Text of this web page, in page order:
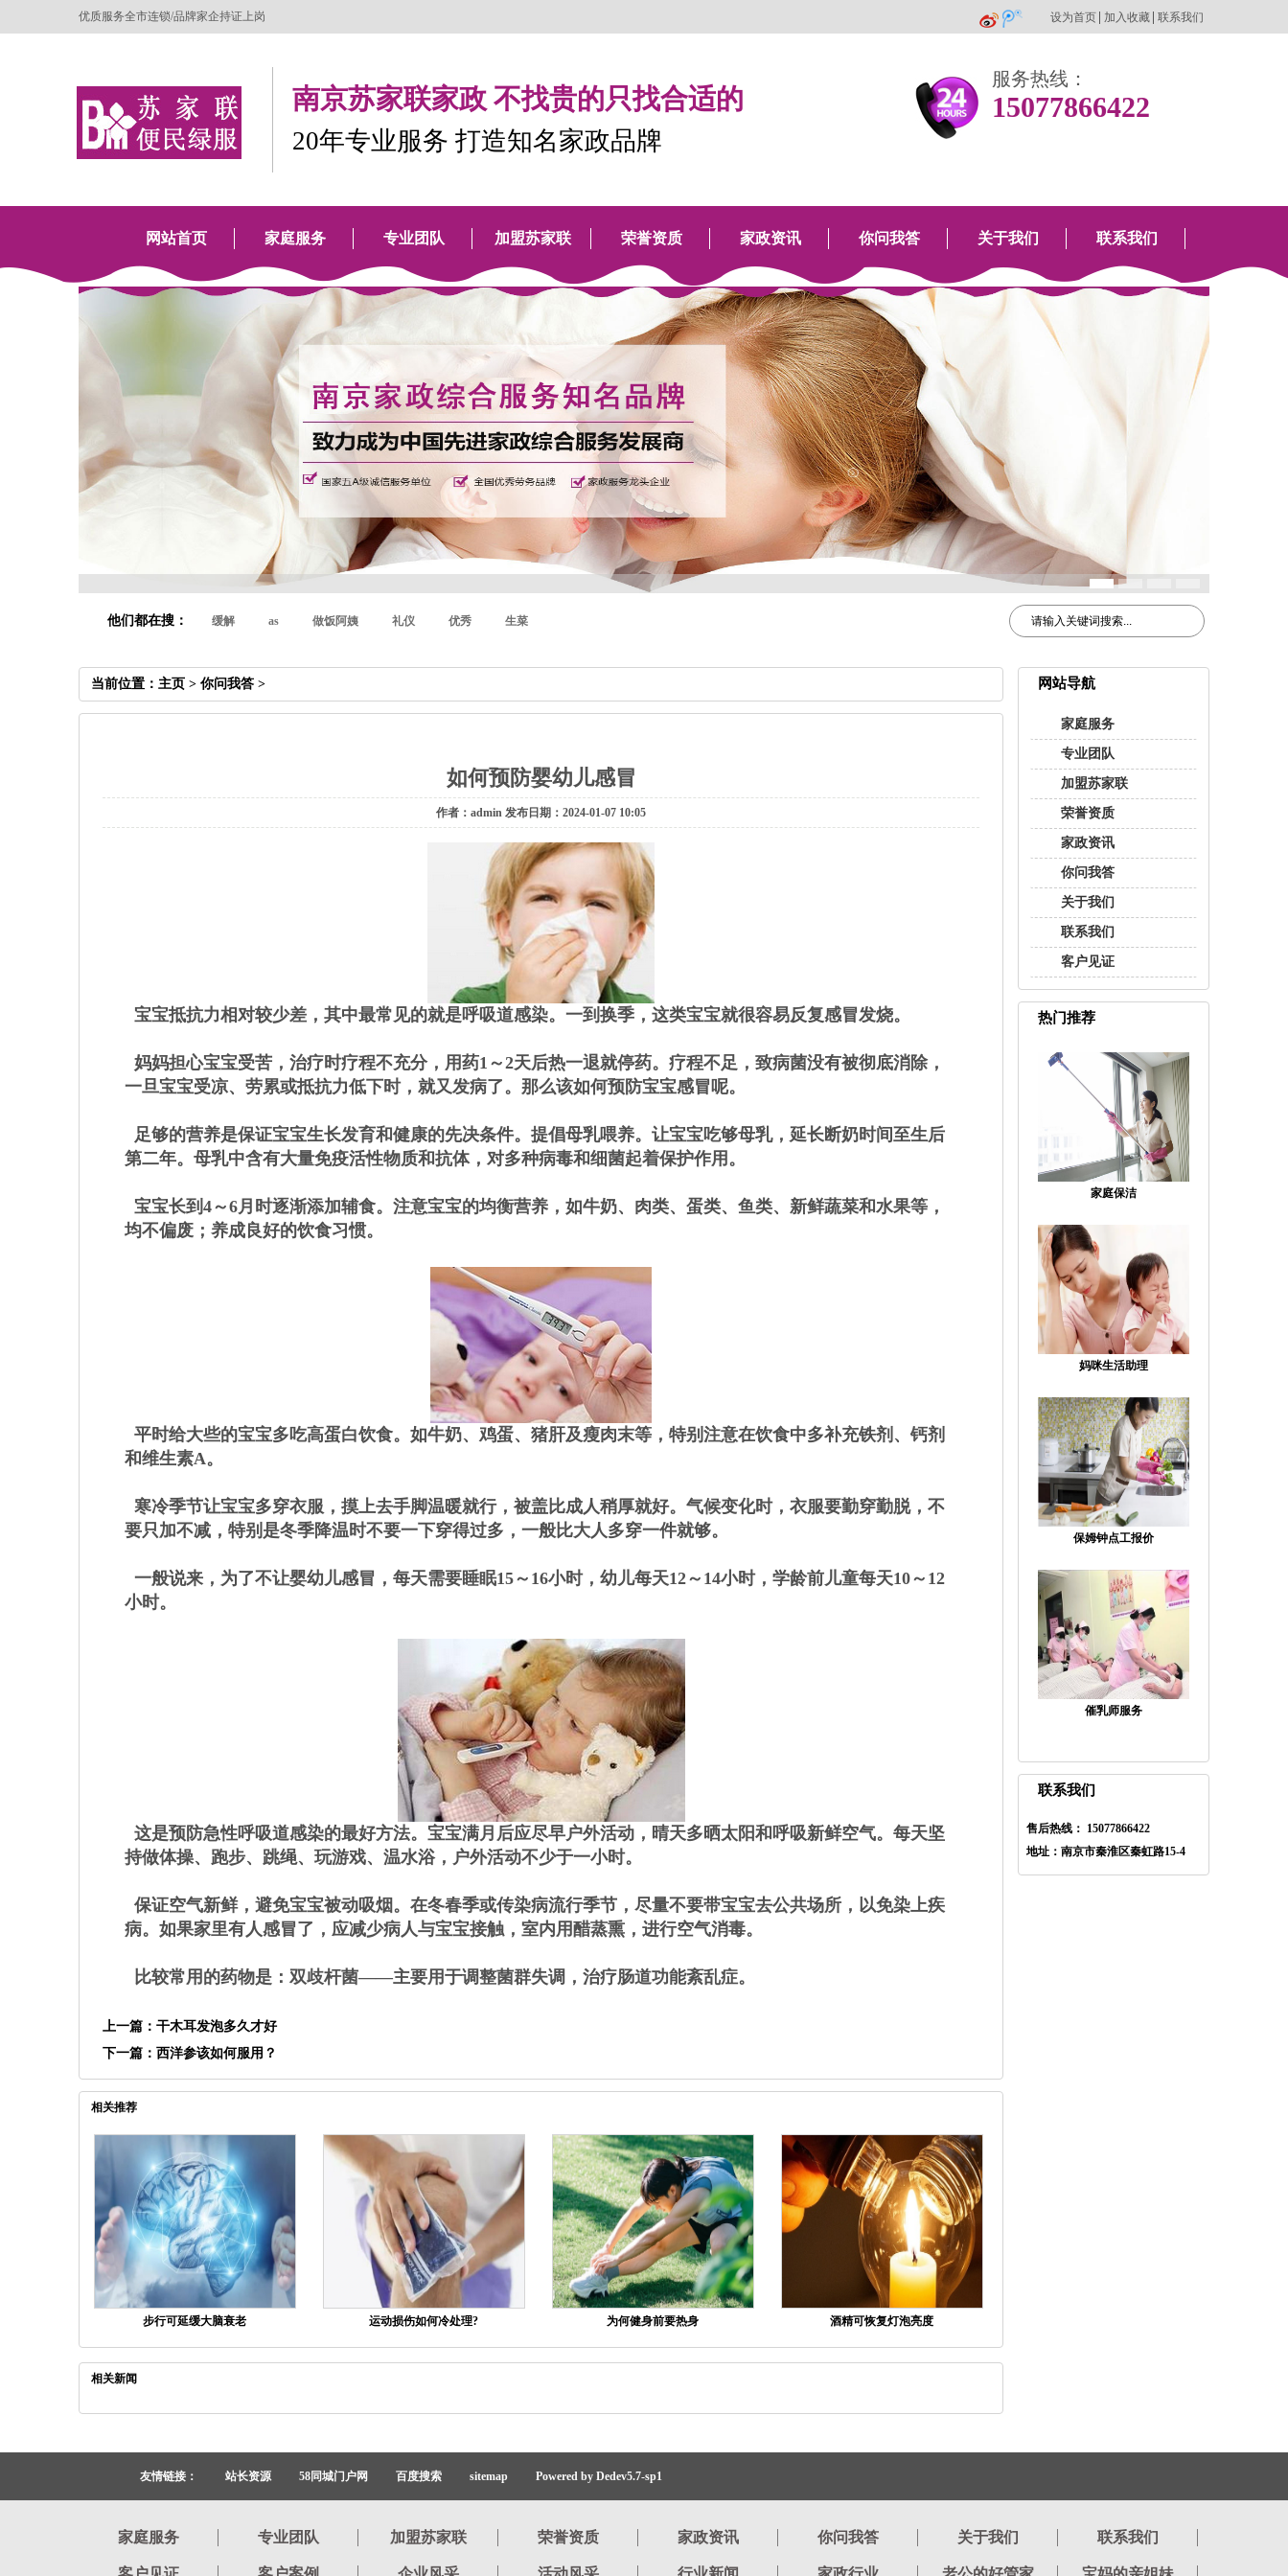
优质服务全市连锁/品牌家企持证上岗 设为首页 加入收藏 联系我们
南京苏家联家政 不找贵的只找合适的
20年专业服务 打造知名家政品牌
服务热线：
15077866422
网站首页 家庭服务 专业团队 加盟苏家联 荣誉资质 家政资讯 你问我答 关于我们 联系我们
他们都在搜： 缓解 as 做饭阿姨 礼仪 优秀 生菜
网站导航
家庭服务
专业团队
加盟苏家联
荣誉资质
家政资讯
你问我答
关于我们
联系我们
客户见证
热门推荐
家庭保洁
妈咪生活助理
保姆钟点工报价
催乳师服务
联系我们
售后热线： 15077866422
地址：南京市秦淮区秦虹路15-4
当前位置： 主页 > 你问我答 >
如何预防婴幼儿感冒
作者：admin 发布日期：2024-01-07 10:05
宝宝抵抗力相对较少差，其中最常见的就是呼吸道感染。一到换季，这类宝宝就很容易反复感冒发烧。
妈妈担心宝宝受苦，治疗时疗程不充分，用药1～2天后热一退就停药。疗程不足，致病菌没有被彻底消除，
一旦宝宝受凉、劳累或抵抗力低下时，就又发病了。那么该如何预防宝宝感冒呢。
足够的营养是保证宝宝生长发育和健康的先决条件。提倡母乳喂养。让宝宝吃够母乳，延长断奶时间至生后
第二年。母乳中含有大量免疫活性物质和抗体，对多种病毒和细菌起着保护作用。
宝宝长到4～6月时逐渐添加辅食。注意宝宝的均衡营养，如牛奶、肉类、蛋类、鱼类、新鲜蔬菜和水果等，
均不偏废；养成良好的饮食习惯。
平时给大些的宝宝多吃高蛋白饮食。如牛奶、鸡蛋、猪肝及瘦肉末等，特别注意在饮食中多补充铁剂、钙剂
和维生素A。
寒冷季节让宝宝多穿衣服，摸上去手脚温暖就行，被盖比成人稍厚就好。气候变化时，衣服要勤穿勤脱，不
要只加不减，特别是冬季降温时不要一下穿得过多，一般比大人多穿一件就够。
一般说来，为了不让婴幼儿感冒，每天需要睡眠15～16小时，幼儿每天12～14小时，学龄前儿童每天10～12
小时。
这是预防急性呼吸道感染的最好方法。宝宝满月后应尽早户外活动，晴天多晒太阳和呼吸新鲜空气。每天坚
持做体操、跑步、跳绳、玩游戏、温水浴，户外活动不少于一小时。
保证空气新鲜，避免宝宝被动吸烟。在冬春季或传染病流行季节，尽量不要带宝宝去公共场所，以免染上疾
病。如果家里有人感冒了，应减少病人与宝宝接触，室内用醋蒸熏，进行空气消毒。
比较常用的药物是：双歧杆菌——主要用于调整菌群失调，治疗肠道功能紊乱症。
上一篇： 干木耳发泡多久才好
下一篇： 西洋参该如何服用？
相关推荐
步行可延缓大脑衰老 运动损伤如何冷处理? 为何健身前要热身 酒精可恢复灯泡亮度
相关新闻
友情链接： 站长资源 58同城门户网 百度搜索 sitemap Powered by Dedev5.7-sp1
家庭服务 专业团队 加盟苏家联 荣誉资质 家政资讯 你问我答 关于我们 联系我们